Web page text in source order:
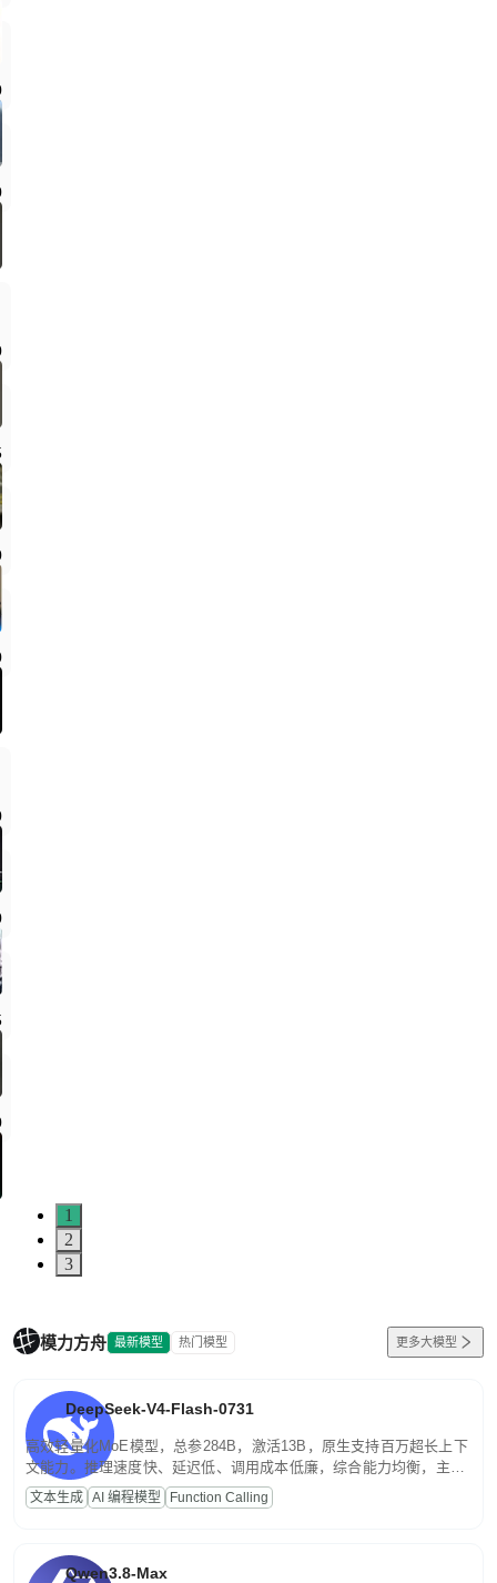
1
2
3
模力方舟 最新模型 热门模型 更多大模型
DeepSeek-V4-Flash-0731
高效轻量化MoE模型，总参284B，激活13B，原生支持百万超长上下
文能力。推理速度快、延迟低、调用成本低廉，综合能力均衡，主打
高并发、轻量化任务，适合日常对话、内容创作、基础 RAG、批量
文案处理等普惠刚需场景。
文本生成 AI 编程模型 Function Calling
Qwen3.8-Max